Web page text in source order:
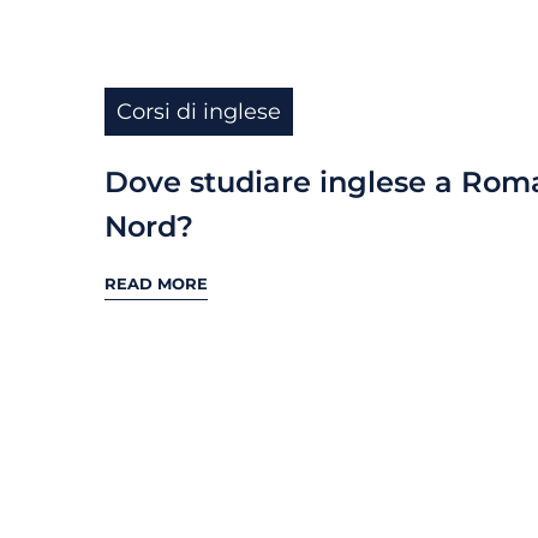
Corsi di inglese
Dove studiare inglese a
Nord?
READ MORE